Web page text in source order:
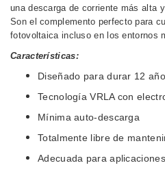
unadescarga de corriente más alta
Son el complemento perfecto para
fotovoltaica incluso en los entornos
Características:
Diseñado para durar 12
Tecnología VRLA con
Mínima auto-descarga
Totalmente libre de
Adecuada para